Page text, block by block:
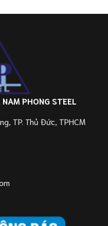
PHONG STEEL
TP. Thủ Đức, TPHCM